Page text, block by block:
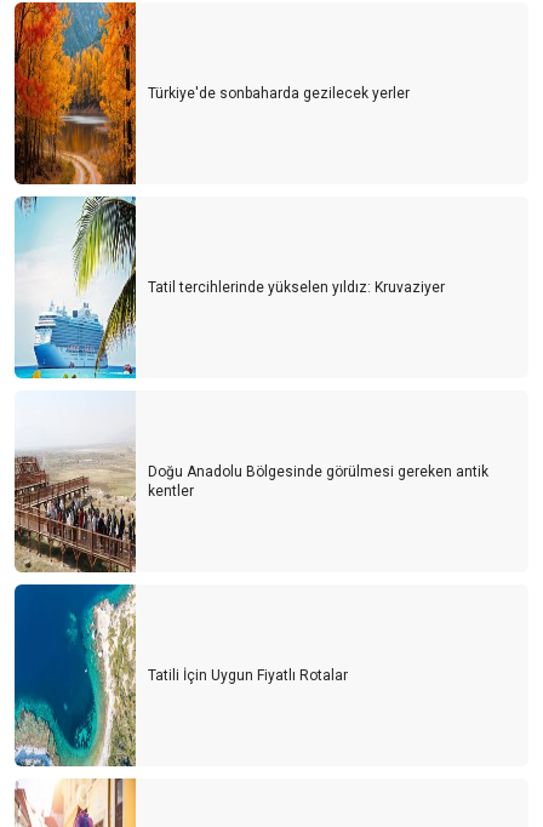
Türkiye'de sonbaharda gezilecek yerler
Tatil tercihlerinde yükselen yıldız: Kruvaziyer
Doğu Anadolu Bölgesinde görülmesi gereken antik
kentler
Tatili İçin Uygun Fiyatlı Rotalar